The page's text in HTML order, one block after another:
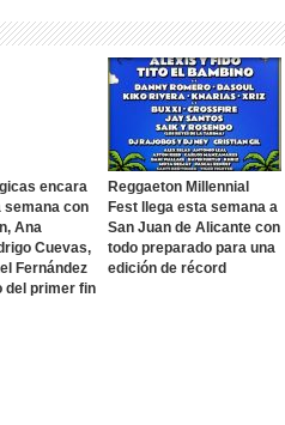
encara
semana con
Ana
Cuevas,
Fernández
del primer fin
Reggaeton Millennial
Fest llega esta semana a
San Juan de Alicante con
todo preparado para una
edición de récord